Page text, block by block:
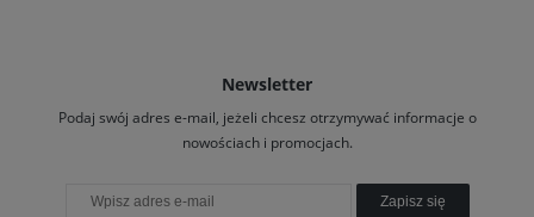
Newsletter
Podaj swój adres e-mail, jeżeli chcesz otrzymywać informacje o
nowościach i promocjach.
Zapisz się